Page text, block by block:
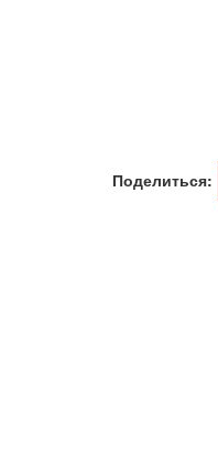
Поделиться: